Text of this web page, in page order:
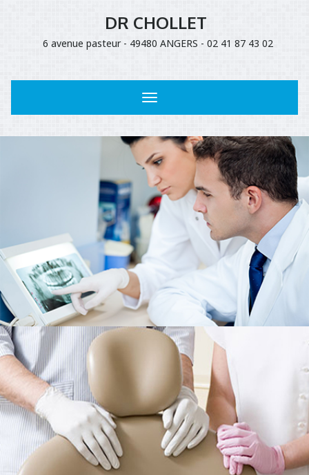
DR CHOLLET
6 avenue pasteur - 49480 ANGERS - 02 41 87 43 02
Toggle
navigation